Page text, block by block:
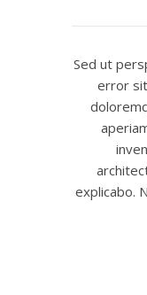
Sed ut
error
explicabo.